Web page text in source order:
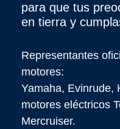
para que tus
en tierra y
Representantes
motores:
Yamaha, Evinrude,
motores eléctricos
Mercruiser.